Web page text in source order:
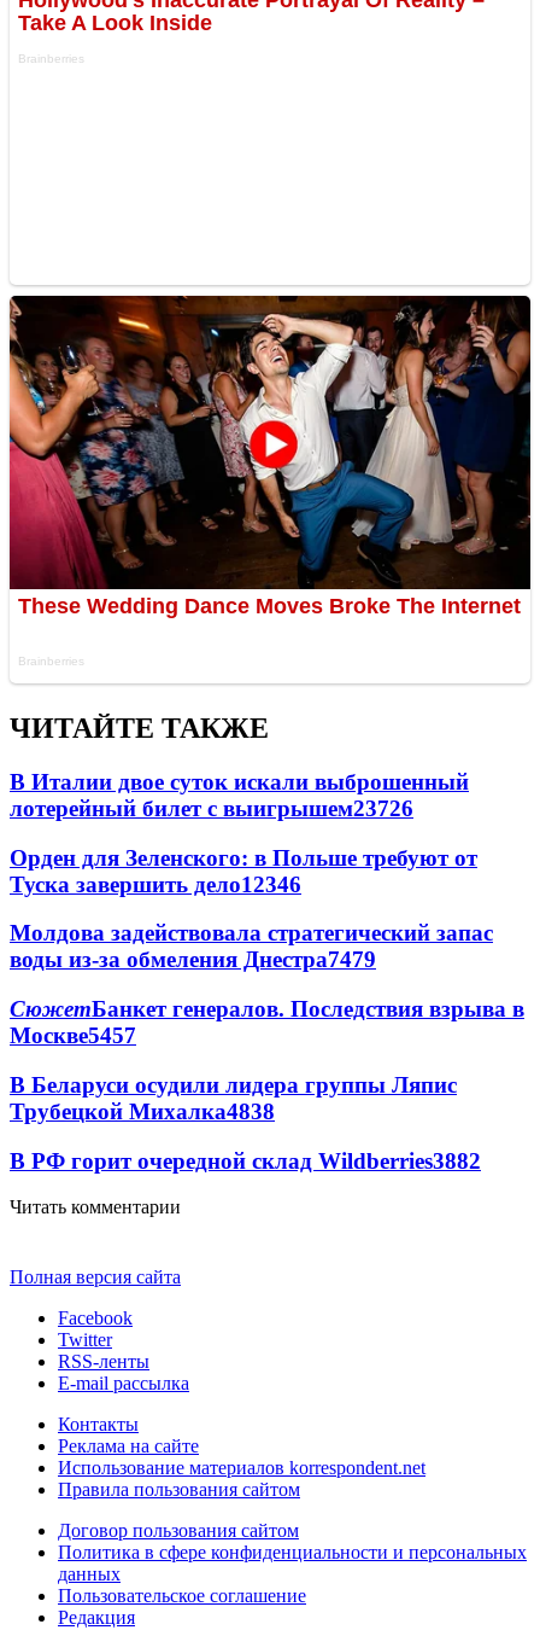
ЧИТАЙТЕ ТАКЖЕ
В Италии двое суток искали выброшенный
лотерейный билет с выигрышем23726
Орден для Зеленского: в Польше требуют от
Туска завершить дело12346
Молдова задействовала стратегический запас
воды из-за обмеления Днестра7479
СюжетБанкет генералов. Последствия взрыва в
Москве5457
В Беларуси осудили лидера группы Ляпис
Трубецкой Михалка4838
В РФ горит очередной склад Wildberries3882
Читать комментарии
Полная версия сайта
Facebook
Twitter
RSS-ленты
E-mail рассылка
Контакты
Реклама на сайте
Использование материалов korrespondent.net
Правила пользования сайтом
Договор пользования сайтом
Политика в сфере конфиденциальности и персональных
данных
Пользовательское соглашение
Редакция